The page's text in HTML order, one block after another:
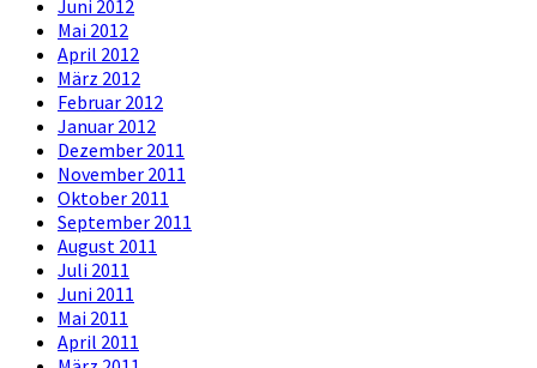
Juni 2012
Mai 2012
April 2012
März 2012
Februar 2012
Januar 2012
Dezember 2011
November 2011
Oktober 2011
September 2011
August 2011
Juli 2011
Juni 2011
Mai 2011
April 2011